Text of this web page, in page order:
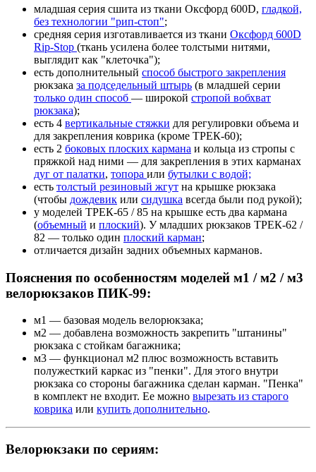
младшая серия сшита из ткани Оксфорд 600D, гладкой,
без технологии "рип-стоп";
средняя серия изготавливается из ткани Оксфорд 600D
Rip-Stop (ткань усилена более толстыми нитями,
выглядит как "клеточка");
есть дополнительный способ быстрого закрепления
рюкзака за подседельный штырь (в младшей серии
только один способ — широкой стропой вобхват
рюкзака);
есть 4 вертикальные стяжки для регулировки объема и
для закрепления коврика (кроме ТРЕК-60);
есть 2 боковых плоских кармана и кольца из стропы с
пряжкой над ними — для закрепления в этих карманах
дуг от палатки, топора или бутылки с водой;
есть толстый резиновый жгут на крышке рюкзака
(чтобы дождевик или сидушка всегда были под рукой);
у моделей ТРЕК-65 / 85 на крышке есть два кармана
(объемный и плоский). У младших рюкзаков ТРЕК-62 /
82 — только один плоский карман;
отличается дизайн задних объемных карманов.
Пояснения по особенностям моделей м1 / м2 / м3
велорюкзаков ПИК-99:
м1 — базовая модель велорюкзака;
м2 — добавлена возможность закрепить "штанины"
рюкзака с стойкам багажника;
м3 — функционал м2 плюс возможность вставить
полужесткий каркас из "пенки". Для этого внутри
рюкзака со стороны багажника сделан карман. "Пенка"
в комплект не входит. Ее можно вырезать из старого
коврика или купить дополнительно.
Велорюкзаки по сериям: